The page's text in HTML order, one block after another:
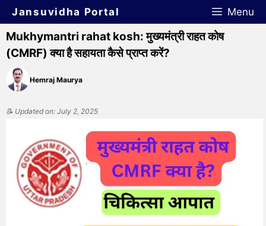
Jansuvidha Portal Menu
Mukhymantri rahat kosh: मुख्यमंत्री राहत कोष
(CMRF) क्या है सहायता कैसे प्राप्त करें?
Hemraj Maurya
📝 Updated on: July 2, 2025